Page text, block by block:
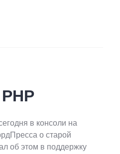
в консоли на
о старой
об этом в поддержку